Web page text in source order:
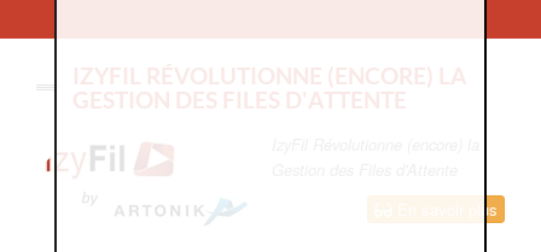
IZYFIL RÉVOLUTIONNE (ENCORE) LA
GESTION DES FILES D'ATTENTE
En savoir plus